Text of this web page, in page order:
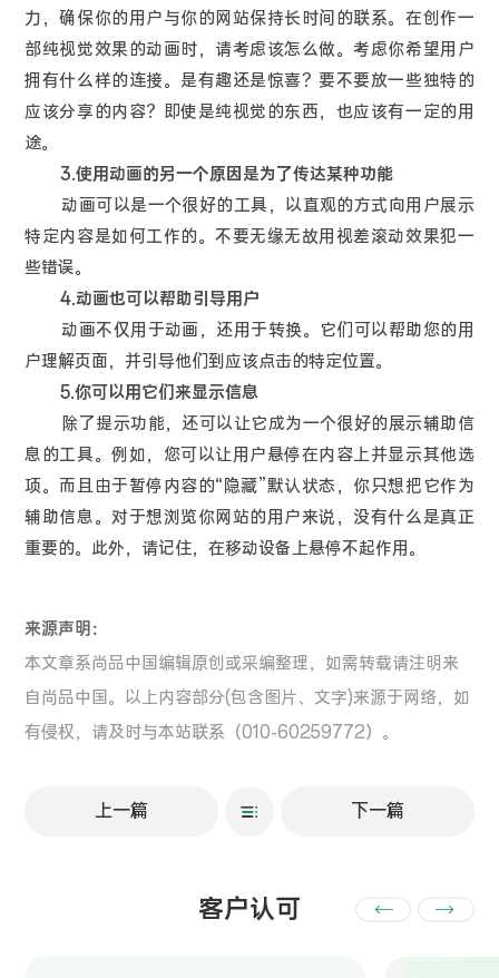
力，确保你的用户与你的网站保持长时间的联系。在创作一
部纯视觉效果的动画时，请考虑该怎么做。考虑你希望用户
拥有什么样的连接。是有趣还是惊喜？要不要放一些独特的
应该分享的内容？即使是纯视觉的东西，也应该有一定的用
途。
3.使用动画的另一个原因是为了传达某种功能
动画可以是一个很好的工具，以直观的方式向用户展示
特定内容是如何工作的。不要无缘无故用视差滚动效果犯一
些错误。
4.动画也可以帮助引导用户
动画不仅用于动画，还用于转换。它们可以帮助您的用
户理解页面，并引导他们到应该点击的特定位置。
5.你可以用它们来显示信息
除了提示功能，还可以让它成为一个很好的展示辅助信
息的工具。例如，您可以让用户悬停在内容上并显示其他选
项。而且由于暂停内容的“隐藏”默认状态，你只想把它作为
辅助信息。对于想浏览你网站的用户来说，没有什么是真正
重要的。此外，请记住，在移动设备上悬停不起作用。
来源声明：
本文章系尚品中国编辑原创或采编整理，如需转载请注明来
自尚品中国。以上内容部分(包含图片、文字)来源于网络，如
有侵权，请及时与本站联系（010-60259772）。
上一篇 下一篇
客户认可